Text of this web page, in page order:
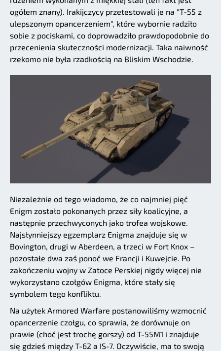
ogółem znany). Irakijczycy przetestowali je na "T-55 z
ulepszonym opancerzeniem", które wybornie radziło
sobie z pociskami, co doprowadziło prawdopodobnie do
przecenienia skuteczności modernizacji. Taka naiwność
rzekomo nie była rzadkością na Bliskim Wschodzie.
Niezależnie od tego wiadomo, że co najmniej pięć
Enigm zostało pokonanych przez siły koalicyjne, a
następnie przechwyconych jako trofea wojskowe.
Najsłynniejszy egzemplarz Enigma znajduje się w
Bovington, drugi w Aberdeen, a trzeci w Fort Knox –
pozostałe dwa zaś ponoć we Francji i Kuwejcie. Po
zakończeniu wojny w Zatoce Perskiej nigdy więcej nie
wykorzystano czołgów Enigma, które stały się
symbolem tego konfliktu.
Na użytek Armored Warfare postanowiliśmy wzmocnić
opancerzenie czołgu, co sprawia, że dorównuje on
prawie (choć jest trochę gorszy) od T-55M1 i znajduje
się gdzieś między T-62 a IS-7. Oczywiście, ma to swoją